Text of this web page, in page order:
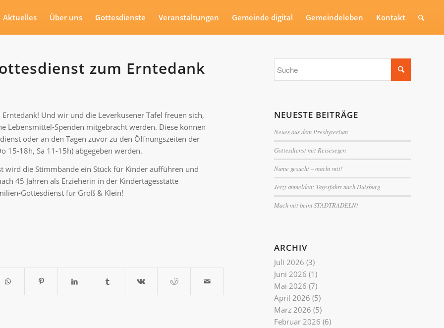
Aktuelles Über uns Gottesdienste Veranstaltungen Gemeinde digital Gemeindeleben Kontakt
zum Erntedank
Und wir und die Leverkusener Tafel freuen sich,
Lebensmittel-Spenden mitgebracht werden. Diese können
oder an den Tagen zuvor zu den Öffnungszeiten der
15-18h, Sa 11-15h) abgegeben werden.
wird die Stimmbande ein Stück für Kinder aufführen und
45 Jahren als Erzieherin in der Kindertagesstätte
Gottesdienst für Groß & Klein!
NEUESTE BEITRÄGE
Neues aus dem Presbyterium
Gottesdienst mit Reisesegen
Name gesucht – macht mit!
Jetzt anmelden: Tagesfahrt nach Duisburg
Mach mit beim STADTRADELN!
ARCHIV
Juli 2026 (3)
Juni 2026 (1)
Mai 2026 (7)
April 2026 (5)
März 2026 (5)
Februar 2026 (6)